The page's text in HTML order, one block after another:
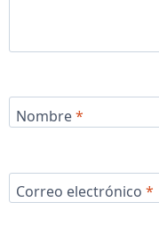
Nombre*
Correo electrónico *